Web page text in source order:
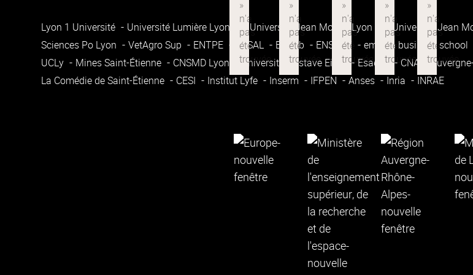
Lyon 1 Université Université Lumière Lyon 2 Université Jean Moulin Lyon 3 Université Jean
Sciences Po Lyon
VetAgro Sup ENTPE ENSAL Enssib ENSATT emlyon business school
UCLy
Mines Saint-Étienne CNSMD Lyon Université Gustave Eiffel Esadse CNAM
La Comédie de Saint-Étienne
CESI Institut Lyfe Inserm IFPEN Anses Inria INRAE